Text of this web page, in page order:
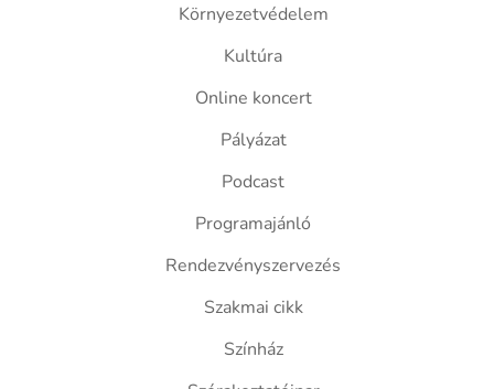
Környezetvédelem
Kultúra
Online koncert
Pályázat
Podcast
Programajánló
Rendezvényszervezés
Szakmai cikk
Színház